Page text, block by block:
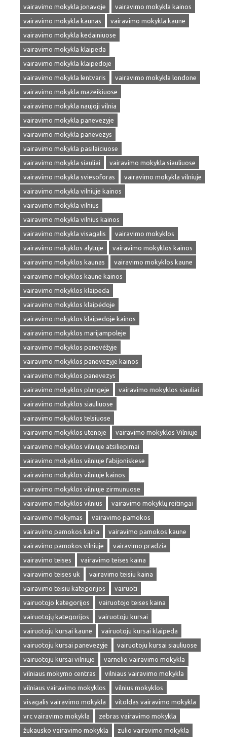
vairavimo mokykla jonavoje
vairavimo mokykla kainos
vairavimo mokykla kaunas
vairavimo mokykla kaune
vairavimo mokykla kedainiuose
vairavimo mokykla klaipeda
vairavimo mokykla klaipedoje
vairavimo mokykla lentvaris
vairavimo mokykla londone
vairavimo mokykla mazeikiuose
vairavimo mokykla naujoji vilnia
vairavimo mokykla panevezyje
vairavimo mokykla panevezys
vairavimo mokykla pasilaiciuose
vairavimo mokykla siauliai
vairavimo mokykla siauliuose
vairavimo mokykla sviesoforas
vairavimo mokykla vilniuje
vairavimo mokykla vilniuje kainos
vairavimo mokykla vilnius
vairavimo mokykla vilnius kainos
vairavimo mokykla visagalis
vairavimo mokyklos
vairavimo mokyklos alytuje
vairavimo mokyklos kainos
vairavimo mokyklos kaunas
vairavimo mokyklos kaune
vairavimo mokyklos kaune kainos
vairavimo mokyklos klaipeda
vairavimo mokyklos klaipėdoje
vairavimo mokyklos klaipedoje kainos
vairavimo mokyklos marijampoleje
vairavimo mokyklos panevėžyje
vairavimo mokyklos panevezyje kainos
vairavimo mokyklos panevezys
vairavimo mokyklos plungeje
vairavimo mokyklos siauliai
vairavimo mokyklos siauliuose
vairavimo mokyklos telsiuose
vairavimo mokyklos utenoje
vairavimo mokyklos Vilniuje
vairavimo mokyklos vilniuje atsiliepimai
vairavimo mokyklos vilniuje fabijoniskese
vairavimo mokyklos vilniuje kainos
vairavimo mokyklos vilniuje zirmunuose
vairavimo mokyklos vilnius
vairavimo mokyklų reitingai
vairavimo mokymas
vairavimo pamokos
vairavimo pamokos kaina
vairavimo pamokos kaune
vairavimo pamokos vilniuje
vairavimo pradzia
vairavimo teises
vairavimo teises kaina
vairavimo teises uk
vairavimo teisiu kaina
vairavimo teisiu kategorijos
vairuoti
vairuotojo kategorijos
vairuotojo teises kaina
vairuotojų kategorijos
vairuotoju kursai
vairuotoju kursai kaune
vairuotoju kursai klaipeda
vairuotoju kursai panevezyje
vairuotoju kursai siauliuose
vairuotoju kursai vilniuje
varnelio vairavimo mokykla
vilniaus mokymo centras
vilniaus vairavimo mokykla
vilniaus vairavimo mokyklos
vilnius mokyklos
visagalis vairavimo mokykla
vitoldas vairavimo mokykla
vrc vairavimo mokykla
zebras vairavimo mokykla
žukausko vairavimo mokykla
zulio vairavimo mokykla